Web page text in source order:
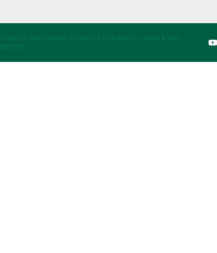
©UNIFIED NETWORKING INITIATIVE FOR MINATO “ MORI & MIZU “
MEETING